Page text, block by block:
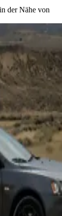
der Nähe von